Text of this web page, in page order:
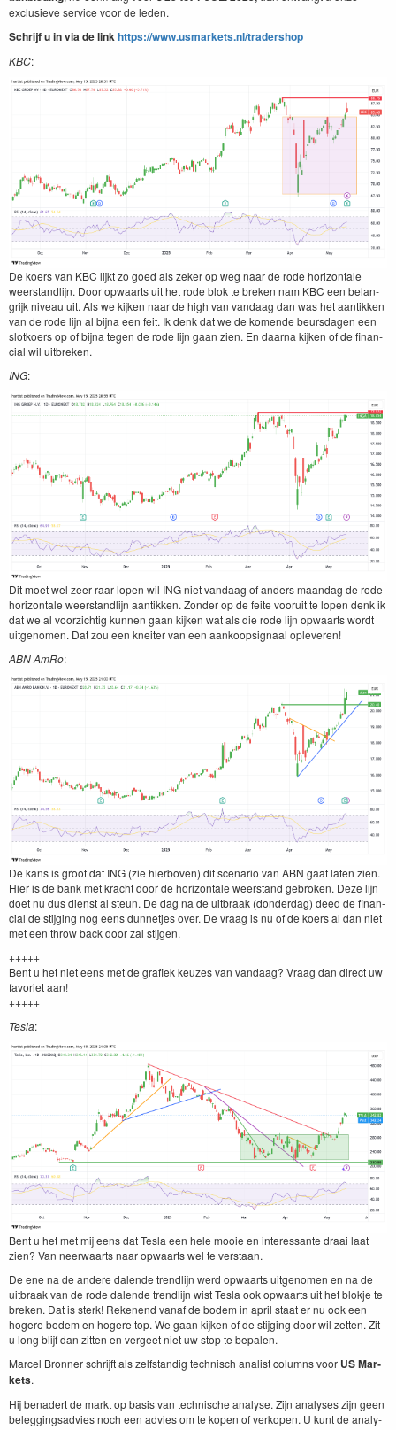
exclusieve ser­vice voor de leden.
Schri­jf u in via de linkhttps://​www​.usmar​kets​.nl/​t​r​a​d​e​rshop
KBC:
De koers van KBC lijkt zo goed als zek­er op weg naar de rode hor­i­zon­tale
weer­stan­dli­jn. Door opwaarts uit het rode blok te breken nam KBC een belan­
grijk niveau uit. Als we kijken naar de high van van­daag dan was het aan­tikken
van de rode lijn al bij­na een feit. Ik denk dat we de komende beurs­da­gen een
slotko­ers op of bij­na tegen de rode lijn gaan zien. En daar­na kijken of de finan­
cial wil uitbreken.
ING:
Dit moet wel zeer raar lopen wil INGniet van­daag of anders maandag de rode
hor­i­zon­tale weer­stan­dli­jn aan­tikken. Zon­der op de feite vooruit te lopen denk ik
dat we al voorzichtig kun­nen gaan kijken wat als die rode lijn opwaarts wordt
uitgenomen. Dat zou een kneit­er van een aankoopsig­naal opleveren!
ABNAmRo:
De kans is groot dat ING (zie hier­boven) dit sce­nario van ABN gaat lat­en zien.
Hier is de bank met kracht door de hor­i­zon­tale weer­stand gebro­ken. Deze lijn
doet nu dus dienst al ste­un. De dag na de uit­braak (don­derdag) deed de finan­
cial de sti­jging nog eens dun­net­jes over. De vraag is nu of de koers al dan niet
met een throw back door zal stijgen.
+++++
Bent u het niet eens met de grafiek keuzes van van­daag? Vraag dan direct uw
favori­et aan!
+++++
Tes­la:
Bent u het met mij eens dat Tes­la een hele mooie en inter­es­sante draai laat
zien? Van neer­waarts naar opwaarts wel te verstaan.
De ene na de andere dal­ende trendli­jn werd opwaarts uitgenomen en na de
uit­braak van de rode dal­ende trendli­jn wist Tes­la ook opwaarts uit het blok­je te
breken. Dat is sterk! Reke­nend vanaf de bodem in april staat er nu ook een
hogere bodem en hogere top. We gaan kijken of de sti­jging door wil zetten. Zit
u long bli­jf dan zit­ten en vergeet niet uw stop te bepalen.
Mar­cel Bron­ner schri­jft als zelf­s­tandig tech­nisch anal­ist columns voor USMar­
kets.
Hij benadert de markt op basis van tech­nis­che analyse. Zijn analy­ses zijn geen
beleg­gingsad­vies noch een advies om te kopen of verkopen. U kunt de analy­